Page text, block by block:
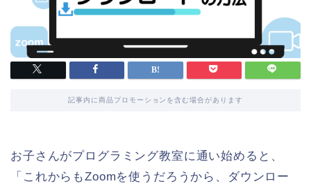
記事内に商品プロモーションを含む場合があります
お子さんがプログラミング教室に通い始めると、
「これからもZoomを使うだろうから、ダウンロー